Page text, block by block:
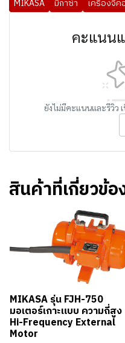
MIKASA มิกาซ่า เครื่องจี้ค
คะแนน
ยังไม่มีคะแนนและรีวิว
สินค้าที่เกี่ยวข้อ
MIKASA รุ่น FJH-750
มอเตอร์เกาะแบบ ความถี่สูง
Hi-Frequency External
Motor